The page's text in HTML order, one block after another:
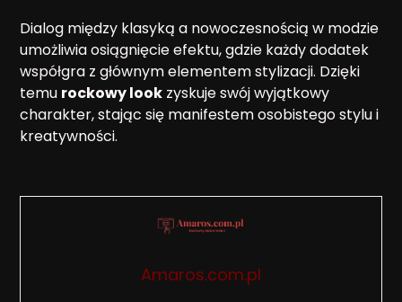
Dialog między klasyką a nowoczesnością w modzie
umożliwia osiągnięcie efektu, gdzie każdy dodatek
współgra z głównym elementem stylizacji. Dzięki
temu rockowy look zyskuje swój wyjątkowy
charakter, stając się manifestem osobistego stylu i
kreatywności.
Amaros.com.pl